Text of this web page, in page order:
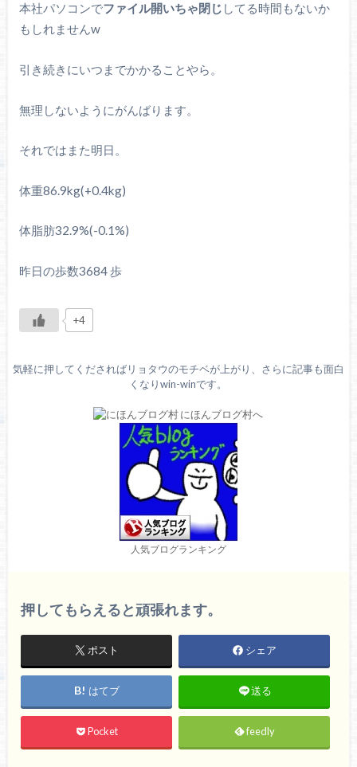
本社パソコンでファイル開いちゃ閉じ してる時間もないか
もしれませんw
引き続きにいつまでかかることやら。
無理しないようにがんばります。
それではまた明日。
体重86.9kg(+0.4kg)
体脂肪32.9%(-0.1%)
昨日の歩数3684 歩
+4
気軽に押してくださればリョタウのモチベが上がり、さらに記事も面白
くなりwin-winです。
人気ブログランキング
押してもらえると頑張れます。
ポスト シェア
はてブ 送る
Pocket feedly